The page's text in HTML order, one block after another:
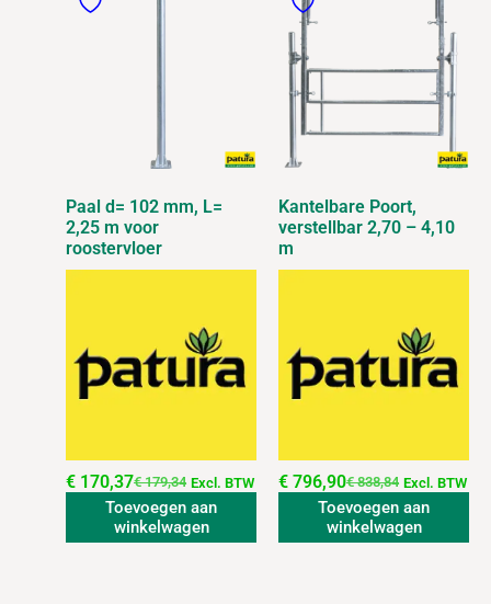
Paal d= 102 mm, L=
2,25 m voor
roostervloer
€179,34
€ 170,37 Excl. BTW
Toevoegen aan
winkelwagen
Kantelbare Poort,
verstellbar 2,70 – 4,10
m
€838,84
€ 796,90 Excl. BTW
Toevoegen aan
winkelwagen